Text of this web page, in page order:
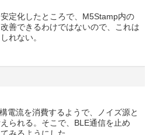
定化したところで、M5Stamp内の
善できるわけではないので、これは
れない。
電流を消費するようで、ノイズ源と
られる。そこで、BLE通信を止め